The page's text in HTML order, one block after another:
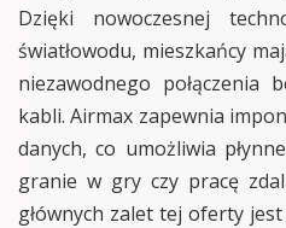
Dzięki nowoczesnej
światłowodu, mieszkańcy
niezawodnego połączenia
kabli. Airmax zapewnia
danych, co umożliwia
granie w gry czy pracę
głównych zalet tej oferty